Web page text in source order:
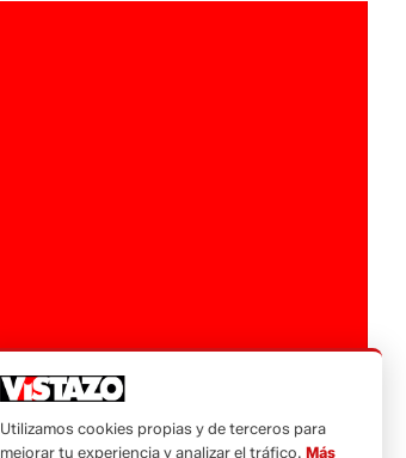
Utilizamos cookies propias y de terceros para
mejorar tu experiencia y analizar el tráfico. Más